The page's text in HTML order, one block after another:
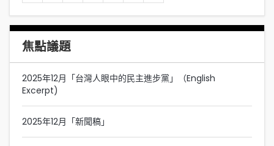
焦點議題
2025年12月「台灣人眼中的民主進步黨」（English
Excerpt)
2025年12月「新聞稿」